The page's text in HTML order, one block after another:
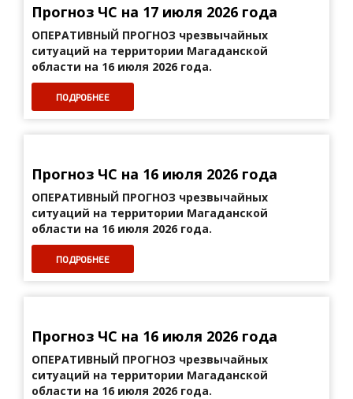
Прогноз ЧС на 17 июля 2026 года
ОПЕРАТИВНЫЙ ПРОГНОЗ чрезвычайных
ситуаций на территории Магаданской
области на 16 июля 2026 года.
ПОДРОБНЕЕ
Прогноз ЧС на 16 июля 2026 года
ОПЕРАТИВНЫЙ ПРОГНОЗ чрезвычайных
ситуаций на территории Магаданской
области на 16 июля 2026 года.
ПОДРОБНЕЕ
Прогноз ЧС на 16 июля 2026 года
ОПЕРАТИВНЫЙ ПРОГНОЗ чрезвычайных
ситуаций на территории Магаданской
области на 16 июля 2026 года.